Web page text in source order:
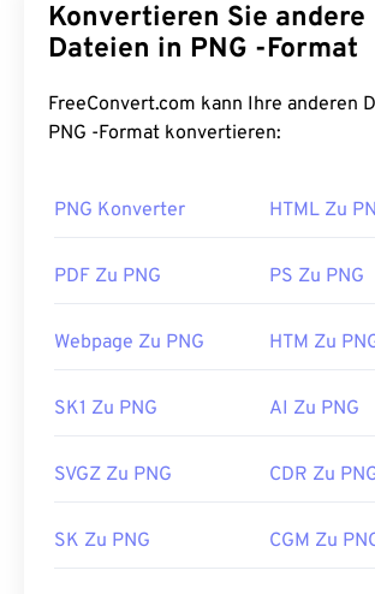
Portabilität komprimiert. PNG-Bilder
oderRGBA- Farben enthalten und
Verwendung in Symbolen oder
eignen. PNG unterstützt auch
Außerdem ist PNG ein
offenes Format
PNG-Dateien lassen sich in der Regel
Dateien lassen sich auch in allen
Öffnen von PNG-Dateien haben,
oderPNG zu BMP
Konvertieren Sie andere
Dateien in PNG -Format
FreeConvert.com kann Ihre anderen
PNG -Format konvertieren:
PNG Konverter HTML Zu
PDF Zu PNG PS Zu PNG
Webpage Zu PNG HTM Zu
SK1 Zu PNG AI Zu PNG
SVGZ Zu PNG CDR Zu
SK Zu PNG CGM Zu